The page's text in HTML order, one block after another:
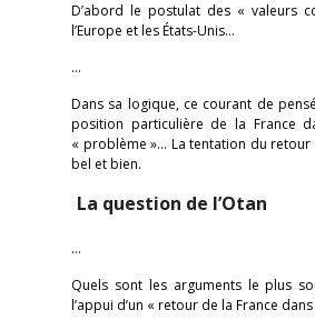
D’abord le postulat des « valeurs
l’Europe et les États-Unis…
…
Dans sa logique, ce courant de
position particulière de la France
« problème »… La tentation du retour
bel et bien.
La question de l’Otan
…
Quels sont les arguments le plus
l’appui d’un « retour de la France dans